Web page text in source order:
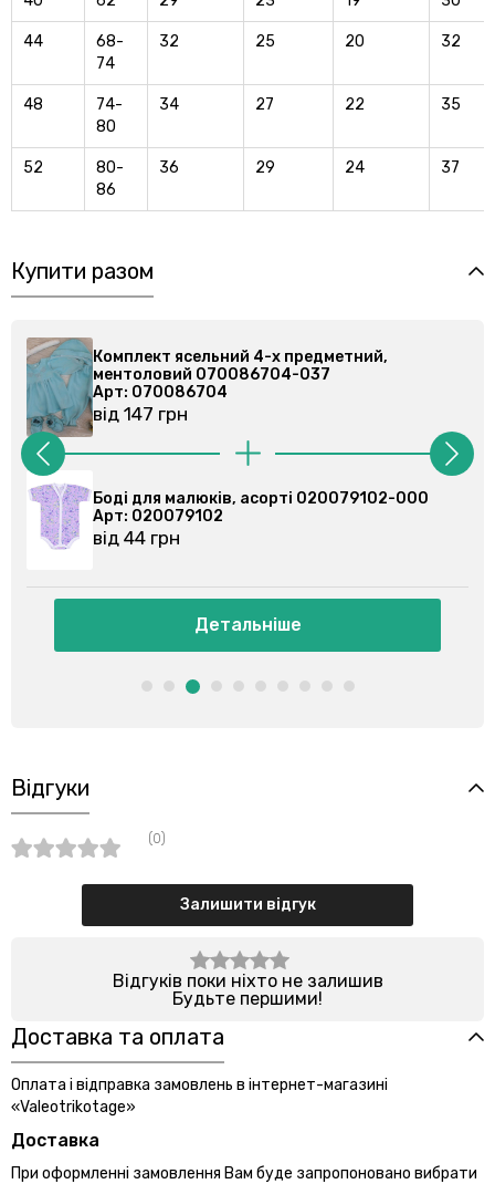
44
68-
74
32 25 20 32
48
74-
80
34 27 22 35
52
80-
86
36 29 24 37
Купити разом
Комплект ясельний 4-х предметний,
ментоловий 070086704-037
Арт: 070086704
від 147 грн
Боді для малюків, асорті 020079102-000
Арт: 020079102
від 44 грн
Детальніше
Відгуки
(0)
Залишити відгук
Відгуків поки ніхто не залишив
Будьте першими!
Доставка та оплата
Оплата і відправка замовлень в інтернет-магазині
«Valeotrikotage»
Доставка
При оформленні замовлення Вам буде запропоновано вибрати